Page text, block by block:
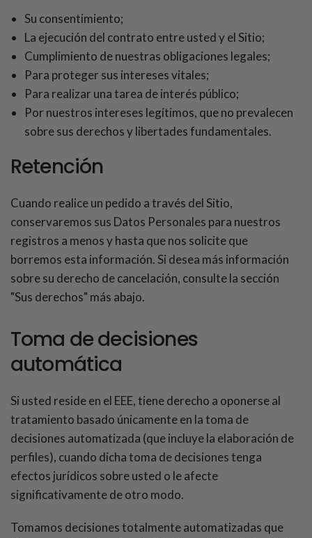
Su consentimiento;
La ejecución del contrato entre usted y el Sitio;
Cumplimiento de nuestras obligaciones legales;
Para proteger sus intereses vitales;
Para realizar una tarea de interés público;
Por nuestros intereses legítimos, que no prevalecen
sobre sus derechos y libertades fundamentales.
Retención
Cuando realice un pedido a través del Sitio,
conservaremos sus Datos Personales para nuestros
registros a menos y hasta que nos solicite que
borremos esta información. Si desea más información
sobre su derecho de cancelación, consulte la sección
"Sus derechos" más abajo.
Toma de decisiones
automática
Si usted reside en el EEE, tiene derecho a oponerse al
tratamiento basado únicamente en la toma de
decisiones automatizada (que incluye la elaboración de
perfiles), cuando dicha toma de decisiones tenga
efectos jurídicos sobre usted o le afecte
significativamente de otro modo.
Tomamos decisiones totalmente automatizadas que